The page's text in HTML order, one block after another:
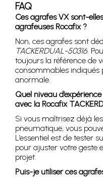
FAQ
Ces agrafes VX sont-
agrafeuses Rocafix ?
Non, ces agrafes sont
TACKERDUAL-50316.
toujours la référence de
consommables indiqués
anormale.
Quel niveau
avec la Rocafix
Si vous maîtrisez déjà
pneumatique, vous
L’essentiel est de tester
pour ajuster votre geste
projet.
Puis-je utiliser ces